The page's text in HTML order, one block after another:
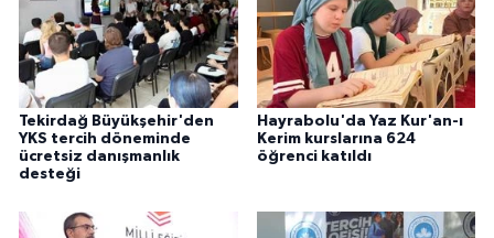
Tekirdağ Büyükşehir'den
YKS tercih döneminde
ücretsiz danışmanlık
desteği
Hayrabolu'da Yaz Kur'an-ı
Kerim kurslarına 624
öğrenci katıldı